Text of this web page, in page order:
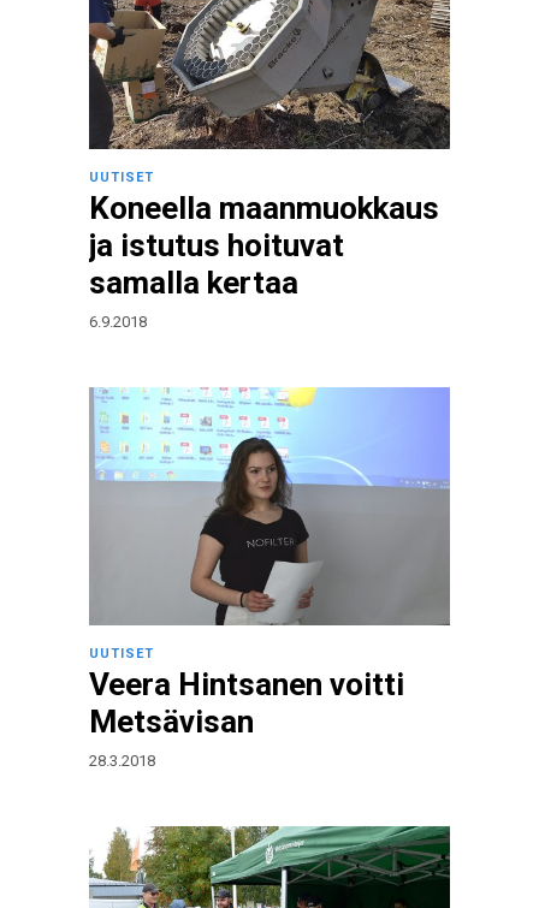
UUTISET
Koneella maanmuokkaus
ja istutus hoituvat
samalla kertaa
6.9.2018
UUTISET
Veera Hintsanen voitti
Metsävisan
28.3.2018